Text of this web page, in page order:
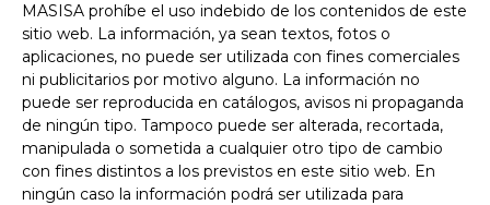
MASISA prohíbe el uso indebido de los contenidos de este
sitio web. La información, ya sean textos, fotos o
aplicaciones, no puede ser utilizada con fines comerciales
ni publicitarios por motivo alguno. La información no
puede ser reproducida en catálogos, avisos ni propaganda
de ningún tipo. Tampoco puede ser alterada, recortada,
manipulada o sometida a cualquier otro tipo de cambio
con fines distintos a los previstos en este sitio web. En
ningún caso la información podrá ser utilizada para